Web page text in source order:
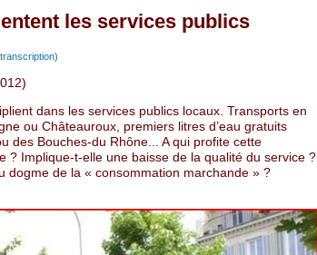
les services publics
dans les services publics locaux. Transports en
ou Châteauroux, premiers litres d’eau gratuits
des Bouches-du Rhône... A qui profite cette
? Implique-t-elle une baisse de la qualité du service ?
dogme de la « consommation marchande » ?